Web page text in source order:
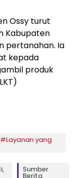
Ossy turut
Kabupaten
pertanahan. Ia
kepada
produk
yang
Sumber
Berita